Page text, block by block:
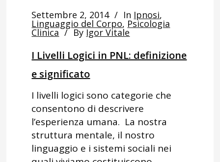
Settembre 2, 2014 In Ipnosi,
Linguaggio del Corpo, Psicologia
Clinica By Igor Vitale
I Livelli Logici in PNL: definizione
e significato
I livelli logici sono categorie che
consentono di descrivere
l’esperienza umana. La nostra
struttura mentale, il nostro
linguaggio e i sistemi sociali nei